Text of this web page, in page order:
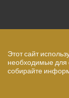
Этот сайт
необходимые для
собирайте